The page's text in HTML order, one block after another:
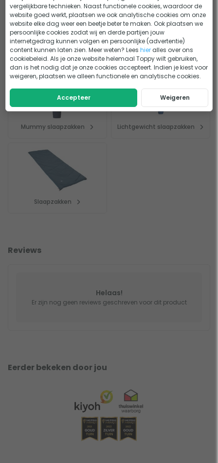
KEUZEHULP De ideale slaapzak kies je met deze 6 stappen
ADVIES Mummy slaapzak vs Dekenslaapzak
Dit bekeken anderen
Mummy slaapzakken Lichtgewicht slaapzakken
Slaapzakken
Reviews
Helaas!
Er zijn nog geen reviews geschreven voor dit product
Eerder bekeken door jou
vergelijkbare technieken. Naast functionele cookies, waardoor de
website goed werkt, plaatsen we ook analytische cookies om onze
website elke dag weer een beetje beter te maken. Ook plaatsen we
persoonlijke cookies zodat wij en derde partijen jouw
internetgedrag kunnen volgen en persoonlijke (advertentie)
content kunnen laten zien. Meer weten? Leeshier alles over ons
cookiebeleid. Als je onze website helemaal Toppy wilt gebruiken,
dan is het nodig dat je onze cookies accepteert. Indien je kiest voor
weigeren, plaatsen we alleen functionele en analytische cookies.
Accepteer Weigeren